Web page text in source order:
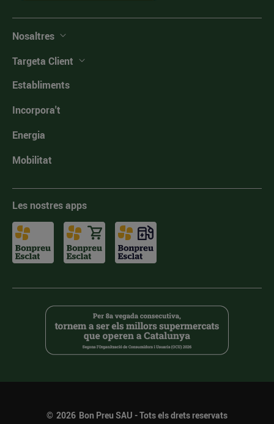
Nosaltres
Targeta Client
Establiments
Incorpora't
Energia
Mobilitat
Les nostres apps
© 2026 Bon Preu SAU - Tots els drets reservats